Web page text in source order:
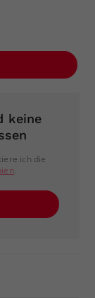
keine
ich die
.